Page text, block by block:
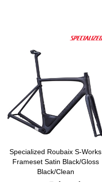
Specialized Roubaix S-Works
Frameset Satin Black/Gloss
Black/Clean